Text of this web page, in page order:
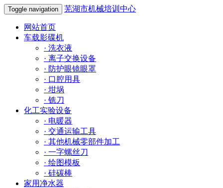
Toggle navigation 芜湖市机械培训中心
网站首页
车载影碟机
· 洗衣液
· 离子交换设备
· 防护眼镜眼罩
· 口腔用具
· 坩埚
· 铣刀
化工实验设备
· 电暖器
· 交通运输工具
· 其他机械零部件加工
· 一字螺丝刀
· 绘图模板
· 硅碳棒
家用净水器